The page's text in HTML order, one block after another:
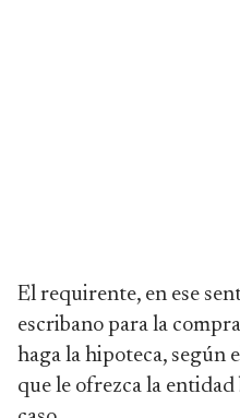
El requirente, en ese
escribano para la
haga la hipoteca, según
que le ofrezca la